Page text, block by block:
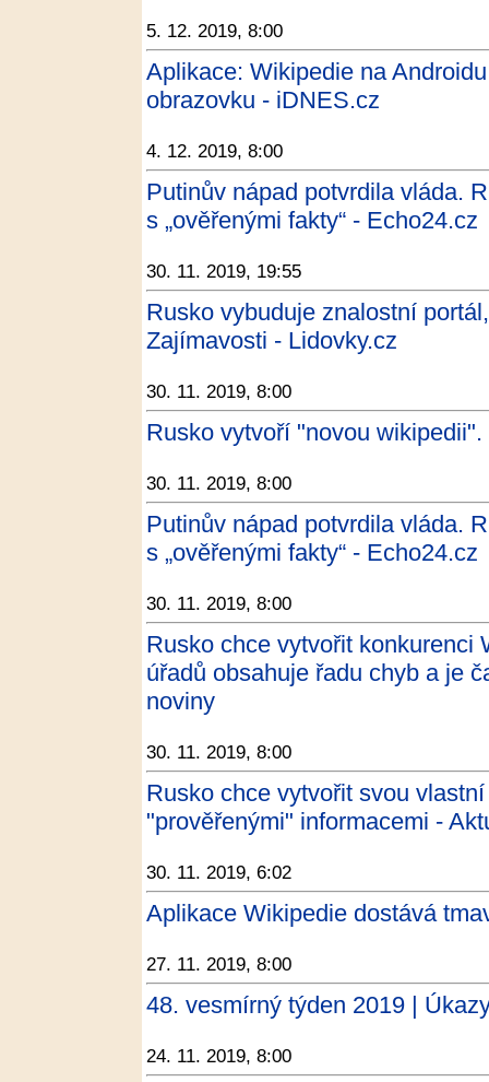
5. 12. 2019, 8:00
Aplikace: Wikipedie na
obrazovku - iDNES.cz
4. 12. 2019, 8:00
Putinův nápad potvrdila vláda.
s „ověřenými fakty“ - Echo24.cz
30. 11. 2019, 19:55
Rusko vybuduje znalostní
Zajímavosti - Lidovky.cz
30. 11. 2019, 8:00
Rusko vytvoří "novou
30. 11. 2019, 8:00
Putinův nápad potvrdila vláda.
s „ověřenými fakty“ - Echo24.cz
30. 11. 2019, 8:00
Rusko chce vytvořit konkurenci
úřadů obsahuje řadu chyb a je
noviny
30. 11. 2019, 8:00
Rusko chce vytvořit svou
"prověřenými" informacemi -
30. 11. 2019, 6:02
Aplikace Wikipedie dostává
27. 11. 2019, 8:00
48. vesmírný týden 2019 |
24. 11. 2019, 8:00